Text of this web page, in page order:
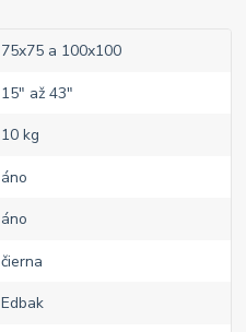
75x75 a 100x100
15" až 43"
10 kg
áno
áno
čierna
Edbak